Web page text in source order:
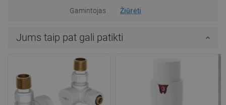
Gamintojas Žiūrėti
Jums taip pat gali patikti